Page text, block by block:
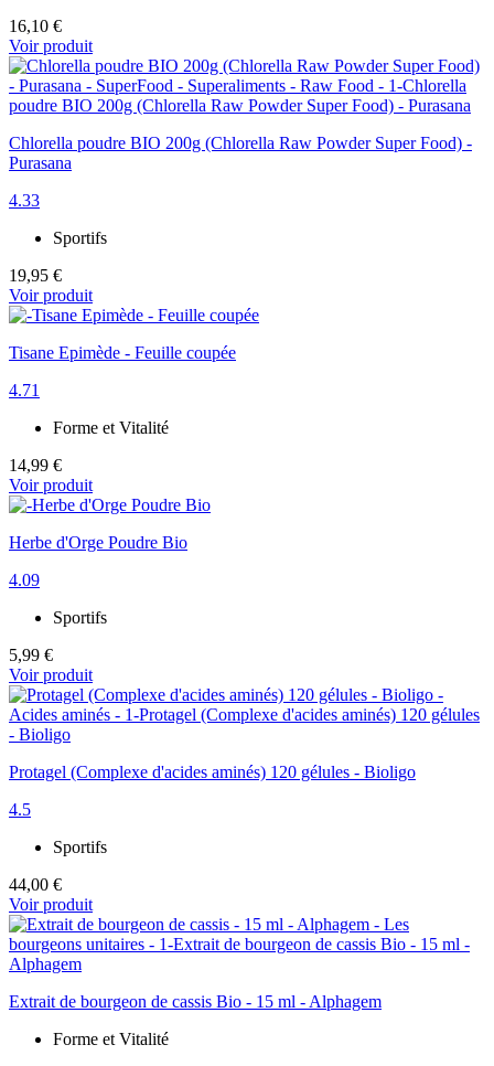
16,10 €
Voir produit
Chlorella poudre BIO 200g (Chlorella Raw Powder Super Food) -
Purasana
4.33
Sportifs
19,95 €
Voir produit
Tisane Epimède - Feuille coupée
4.71
Forme et Vitalité
14,99 €
Voir produit
Herbe d'Orge Poudre Bio
4.09
Sportifs
5,99 €
Voir produit
Protagel (Complexe d'acides aminés) 120 gélules - Bioligo
4.5
Sportifs
44,00 €
Voir produit
Extrait de bourgeon de cassis Bio - 15 ml - Alphagem
Forme et Vitalité